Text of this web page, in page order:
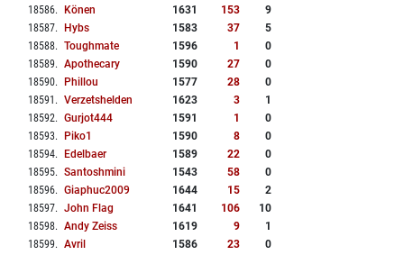
18586. Könen 1631 153
9
18587. Hybs 1583 37
5
18588. Toughmate 1596 1
0
18589. Apothecary 1590 27
0
18590. Phillou 1577 28
0
18591 . Verzetshelden 1623 3
1
18592. Gurjot444 1591 1
0
18593. Piko1 1590 8
0
18594. Edelbaer 1589 22
0
18595. Santoshmini 1543 58
0
18596. Giaphuc2009 1644 15
2
18597. John Flag 1641 106
10
18598. Andy Zeiss 1619 9
1
18599. Avril 1586 23
0